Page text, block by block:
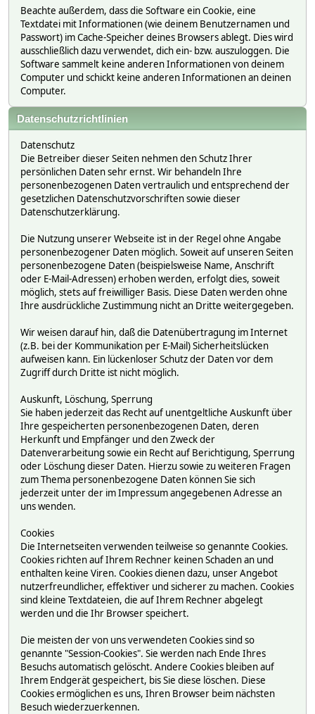
Beachte außerdem, dass die Software ein Cookie, eine
Textdatei mit Informationen (wie deinem Benutzernamen und
Passwort) im Cache-Speicher deines Browsers ablegt. Dies wird
ausschließlich dazu verwendet, dich ein- bzw. auszuloggen. Die
Software sammelt keine anderen Informationen von deinem
Computer und schickt keine anderen Informationen an deinen
Computer.
Datenschutzrichtlinien
Datenschutz
Die Betreiber dieser Seiten nehmen den Schutz Ihrer
persönlichen Daten sehr ernst. Wir behandeln Ihre
personenbezogenen Daten vertraulich und entsprechend der
gesetzlichen Datenschutzvorschriften sowie dieser
Datenschutzerklärung.
Die Nutzung unserer Webseite ist in der Regel ohne Angabe
personenbezogener Daten möglich. Soweit auf unseren Seiten
personenbezogene Daten (beispielsweise Name, Anschrift
oder E-Mail-Adressen) erhoben werden, erfolgt dies, soweit
möglich, stets auf freiwilliger Basis. Diese Daten werden ohne
Ihre ausdrückliche Zustimmung nicht an Dritte weitergegeben.
Wir weisen darauf hin, daß die Datenübertragung im Internet
(z.B. bei der Kommunikation per E-Mail) Sicherheitslücken
aufweisen kann. Ein lückenloser Schutz der Daten vor dem
Zugriff durch Dritte ist nicht möglich.
Auskunft, Löschung, Sperrung
Sie haben jederzeit das Recht auf unentgeltliche Auskunft über
Ihre gespeicherten personenbezogenen Daten, deren
Herkunft und Empfänger und den Zweck der
Datenverarbeitung sowie ein Recht auf Berichtigung, Sperrung
oder Löschung dieser Daten. Hierzu sowie zu weiteren Fragen
zum Thema personenbezogene Daten können Sie sich
jederzeit unter der im Impressum angegebenen Adresse an
uns wenden.
Cookies
Die Internetseiten verwenden teilweise so genannte Cookies.
Cookies richten auf Ihrem Rechner keinen Schaden an und
enthalten keine Viren. Cookies dienen dazu, unser Angebot
nutzerfreundlicher, effektiver und sicherer zu machen. Cookies
sind kleine Textdateien, die auf Ihrem Rechner abgelegt
werden und die Ihr Browser speichert.
Die meisten der von uns verwendeten Cookies sind so
genannte "Session-Cookies". Sie werden nach Ende Ihres
Besuchs automatisch gelöscht. Andere Cookies bleiben auf
Ihrem Endgerät gespeichert, bis Sie diese löschen. Diese
Cookies ermöglichen es uns, Ihren Browser beim nächsten
Besuch wiederzuerkennen.